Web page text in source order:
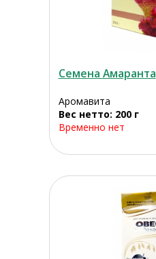
Семена Амаранта
Аромавита
Вес нетто: 200 г
Временно нет